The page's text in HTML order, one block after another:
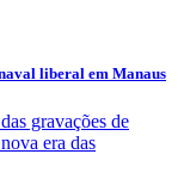
liberal em Manaus